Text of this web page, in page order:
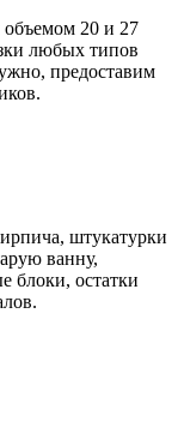
объемом 20 и 27
любых типов
предоставим
штукатурки
ванну,
блоки, остатки